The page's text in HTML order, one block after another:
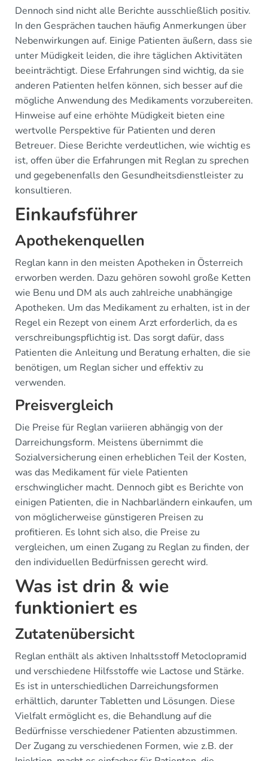
Dennoch sind nicht alle Berichte ausschließlich positiv.
In den Gesprächen tauchen häufig Anmerkungen über
Nebenwirkungen auf. Einige Patienten äußern, dass sie
unter Müdigkeit leiden, die ihre täglichen Aktivitäten
beeinträchtigt. Diese Erfahrungen sind wichtig, da sie
anderen Patienten helfen können, sich besser auf die
mögliche Anwendung des Medikaments vorzubereiten.
Hinweise auf eine erhöhte Müdigkeit bieten eine
wertvolle Perspektive für Patienten und deren
Betreuer. Diese Berichte verdeutlichen, wie wichtig es
ist, offen über die Erfahrungen mit Reglan zu sprechen
und gegebenenfalls den Gesundheitsdienstleister zu
konsultieren.
Einkaufsführer
Apothekenquellen
Reglan kann in den meisten Apotheken in Österreich
erworben werden. Dazu gehören sowohl große Ketten
wie Benu und DM als auch zahlreiche unabhängige
Apotheken. Um das Medikament zu erhalten, ist in der
Regel ein Rezept von einem Arzt erforderlich, da es
verschreibungspflichtig ist. Das sorgt dafür, dass
Patienten die Anleitung und Beratung erhalten, die sie
benötigen, um Reglan sicher und effektiv zu
verwenden.
Preisvergleich
Die Preise für Reglan variieren abhängig von der
Darreichungsform. Meistens übernimmt die
Sozialversicherung einen erheblichen Teil der Kosten,
was das Medikament für viele Patienten
erschwinglicher macht. Dennoch gibt es Berichte von
einigen Patienten, die in Nachbarländern einkaufen, um
von möglicherweise günstigeren Preisen zu
profitieren. Es lohnt sich also, die Preise zu
vergleichen, um einen Zugang zu Reglan zu finden, der
den individuellen Bedürfnissen gerecht wird.
Was ist drin & wie
funktioniert es
Zutatenübersicht
Reglan enthält als aktiven Inhaltsstoff Metoclopramid
und verschiedene Hilfsstoffe wie Lactose und Stärke.
Es ist in unterschiedlichen Darreichungsformen
erhältlich, darunter Tabletten und Lösungen. Diese
Vielfalt ermöglicht es, die Behandlung auf die
Bedürfnisse verschiedener Patienten abzustimmen.
Der Zugang zu verschiedenen Formen, wie z.B. der